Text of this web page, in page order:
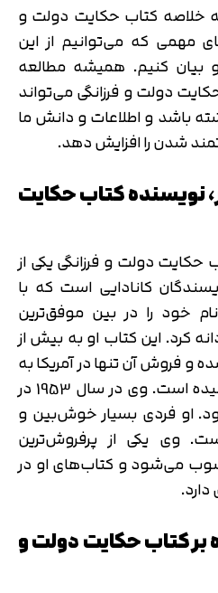
خلاصه کتاب حکایت دولت و
مهمی که می‌توانیم از این
و بیان کنیم. همیشه مطالعه
دولت و فرزانگی می‌تواند
باشد و اطلاعات و دانش ما
شدن را افزایش دهد.
نویسنده کتاب حکایت
دولت و فرزانگی یکی از
کانادایی است که با
خود را در بین موفق‌ترین
کرد. این کتاب او به بیش از
و فروش آن تنها در آمریکا به
بیش از 150 هزار نسخه رسیده است. وی در سال 1953 در
او فردی بسیار خوش‌بین و
وی یکی از پرفروش‌ترین
می‌شود و کتاب‌های او در
بر کتاب حکایت دولت و